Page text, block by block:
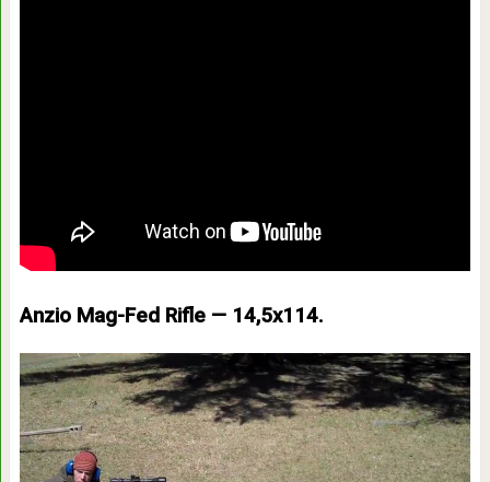
Anzio Mag-Fed Rifle — 14,5х114.